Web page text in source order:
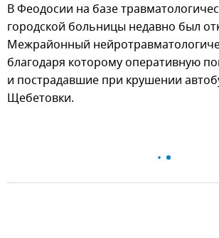
В Феодосии на базе
городской больницы недавно был
Межрайонный
благодаря которому оперативную
и пострадавшие при крушении
Щебетовки.